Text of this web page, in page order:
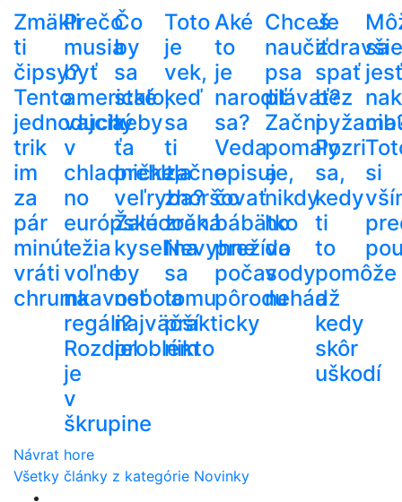
Zmäkli
ti
čipsy?
Tento
jednoduchý
trik
im
za
pár
minút
vráti
chrumkavosť
Prečo
musia
byť
americké
vajcia
v
chladničke,
no
európske
ležia
voľne
na
regáli?
Rozdiel
je
v
škrupine
Čo
by
sa
stalo,
keby
ťa
prehltla
veľryba?
Žalúdočná
kyselina
by
nebola
najväčší
problém
Toto
je
vek,
keď
sa
ti
začne
zhoršovať
zrak.
Nevyhne
sa
tomu
prakticky
nikto
Aké
to
je
narodiť
sa?
Veda
opisuje,
čo
bábätko
prežíva
počas
pôrodu
Chceš
naučiť
psa
plávať?
Začni
pomaly
a
nikdy
ho
do
vody
nehádž
Je
zdravšie
spať
bez
Pozri
sa,
kedy
ti
to
pomôže
a
kedy
skôr
uškodí
sa
jesť
si
Návrat hore
Všetky články z kategórie Novinky